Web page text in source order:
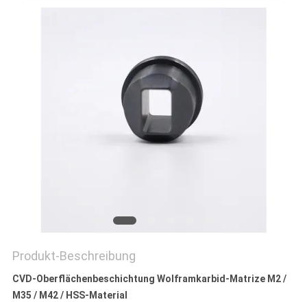
DATENSCHUTZRICHTLINIE
Produkt-Beschreibung
CVD-Oberflächenbeschichtung Wolframkarbid-Matrize M2 /
M35 / M42 / HSS-Material